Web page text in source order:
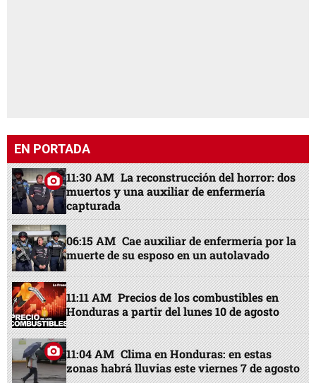
EN PORTADA
11:30 AM La reconstrucción del horror: dos
muertos y una auxiliar de enfermería
capturada
06:15 AM Cae auxiliar de enfermería por la
muerte de su esposo en un autolavado
11:11 AM Precios de los combustibles en
Honduras a partir del lunes 10 de agosto
11:04 AM Clima en Honduras: en estas
zonas habrá lluvias este viernes 7 de agosto